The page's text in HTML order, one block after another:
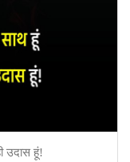
उदास हूं!